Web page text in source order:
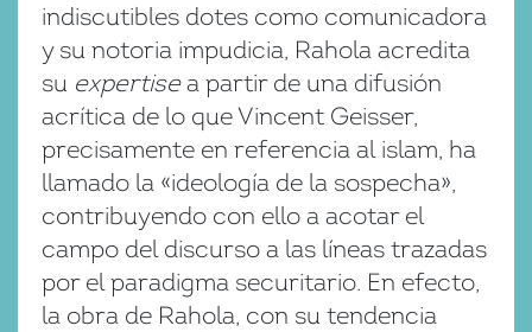
indiscutibles dotes como comunicadora
y su notoria impudicia, Rahola acredita
su expertisea partir de una difusión
acrítica de lo que Vincent Geisser,
precisamente en referencia al islam, ha
llamado la «ideología de la sospecha»,
contribuyendo con ello a acotar el
campo del discurso a las líneas trazadas
por el paradigma securitario. En efecto,
la obra de Rahola, con su tendencia